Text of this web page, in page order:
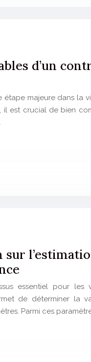
d’un
étape majeure dans la
est crucial de bien
essentiel pour
de déterminer la
Parmi ces